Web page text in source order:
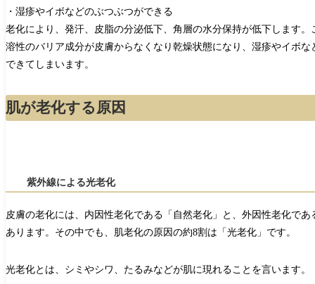
・湿疹やイボなどのぶつぶつができる
老化により、発汗、皮脂の分泌低下、角層の水分保持が低下します。
溶性のバリア成分が皮膚からなくなり乾燥状態になり、湿疹やイボな
できてしまいます。
肌が老化する原因
紫外線による光老化
皮膚の老化には、内因性老化である「自然老化」と、外因性老化であ
あります。その中でも、肌老化の原因の約8割は「光老化」です。
光老化とは、シミやシワ、たるみなどが肌に現れることを言います。